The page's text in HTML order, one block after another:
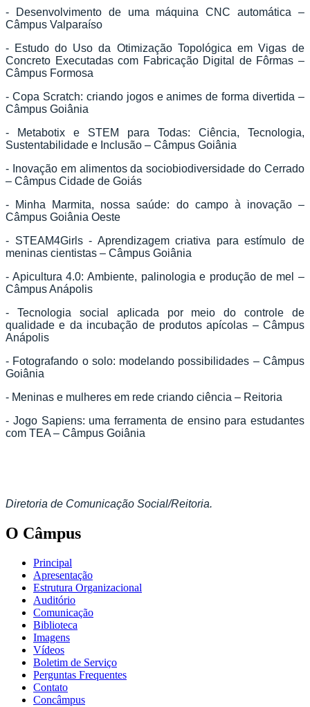
- Desenvolvimento de uma máquina CNC automática –
Câmpus Valparaíso
- Estudo do Uso da Otimização Topológica em Vigas de
Concreto Executadas com Fabricação Digital de Fôrmas –
Câmpus Formosa
- Copa Scratch: criando jogos e animes de forma divertida –
Câmpus Goiânia
- Metabotix e STEM para Todas: Ciência, Tecnologia,
Sustentabilidade e Inclusão – Câmpus Goiânia
- Inovação em alimentos da sociobiodiversidade do Cerrado
– Câmpus Cidade de Goiás
- Minha Marmita, nossa saúde: do campo à inovação –
Câmpus Goiânia Oeste
- STEAM4Girls - Aprendizagem criativa para estímulo de
meninas cientistas – Câmpus Goiânia
- Apicultura 4.0: Ambiente, palinologia e produção de mel –
Câmpus Anápolis
- Tecnologia social aplicada por meio do controle de
qualidade e da incubação de produtos apícolas – Câmpus
Anápolis
- Fotografando o solo: modelando possibilidades – Câmpus
Goiânia
- Meninas e mulheres em rede criando ciência – Reitoria
- Jogo Sapiens: uma ferramenta de ensino para estudantes
com TEA – Câmpus Goiânia
Diretoria de Comunicação Social/Reitoria.
O Câmpus
Principal
Apresentação
Estrutura Organizacional
Auditório
Comunicação
Biblioteca
Imagens
Vídeos
Boletim de Serviço
Perguntas Frequentes
Contato
Concâmpus